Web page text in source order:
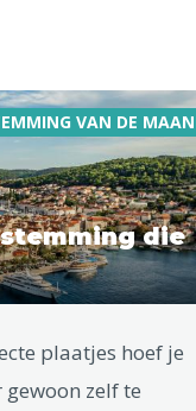
VAN DE
die
plaatjes hoef je
zelf te